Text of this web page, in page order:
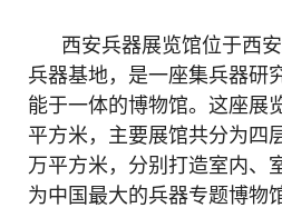
西安兵器展览馆位于西
兵器基地，是一座集兵器研
能于一体的博物馆。这座展
平方米，主要展馆共分为四
万平方米，分别打造室内、
为中国最大的兵器专题博物